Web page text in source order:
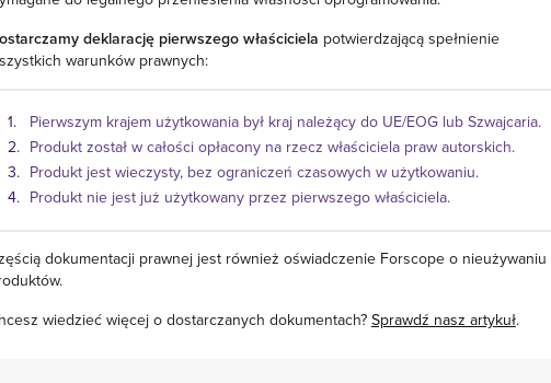
deklarację pierwszego właściciela potwierdzającą spełnienie
warunków prawnych:
Pierwszym krajem użytkowania był kraj należący do UE/EOG lub Szwajcaria.
Produkt został w całości opłacony na rzecz właściciela praw autorskich.
Produkt jest wieczysty, bez ograniczeń czasowych w użytkowaniu.
Produkt nie jest już użytkowany przez pierwszego właściciela.
dokumentacji prawnej jest również oświadczenie Forscope o nieużywaniu
wiedzieć więcej o dostarczanych dokumentach? Sprawdź nasz artykuł.